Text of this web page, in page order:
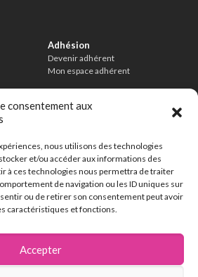
consentement aux
nous utilisons des technologies
et/ou accéder aux informations des
à ces technologies nous permettra de traiter
de navigation ou les ID uniques sur
ou de retirer son consentement peut avoir
caractéristiques et fonctions.
Accepter
Adhésion
Devenir adhérent
Mon espace adhérent
Charte de modération